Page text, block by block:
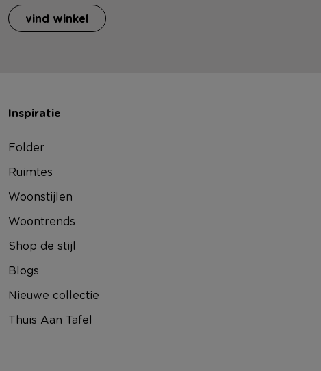
vind winkel
Inspiratie
Folder
Ruimtes
Woonstijlen
Woontrends
Shop de stijl
Blogs
Nieuwe collectie
Thuis Aan Tafel